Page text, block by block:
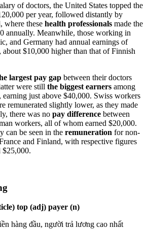
of doctors, the United States topped the
per year, followed distantly by
where these health professionals made the
annually. Meanwhile, those working in
and Germany had annual earnings of
$10,000 higher than that of Finnish
largest pay gap between their doctors
were still the biggest earners among
earning just above $40,000. Swiss workers
remunerated slightly lower, as they made
there was no pay difference between
workers, all of whom earned $20,000.
can be seen in the remuneration for non-
and Finland, with respective figures
top (adj) payer (n)
hàng đầu, người trả lương cao nhất